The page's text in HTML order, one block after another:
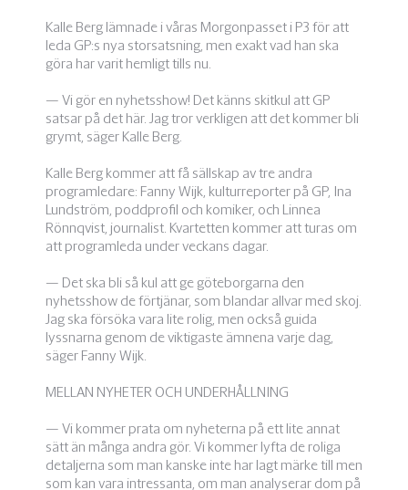
Kalle Berg lämnade i våras Morgonpasset i P3 för att
leda GP:s nya storsatsning, men exakt vad han ska
göra har varit hemligt tills nu.
— Vi gör en nyhetsshow! Det känns skitkul att GP
satsar på det här. Jag tror verkligen att det kommer bli
grymt, säger Kalle Berg.
Kalle Berg kommer att få sällskap av tre andra
programledare: Fanny Wijk, kulturreporter på GP, Ina
Lundström, poddprofil och komiker, och Linnea
Rönnqvist, journalist. Kvartetten kommer att turas om
att programleda under veckans dagar.
— Det ska bli så kul att ge göteborgarna den
nyhetsshow de förtjänar, som blandar allvar med skoj.
Jag ska försöka vara lite rolig, men också guida
lyssnarna genom de viktigaste ämnena varje dag,
säger Fanny Wijk.
MELLAN NYHETER OCH UNDERHÅLLNING
— Vi kommer prata om nyheterna på ett lite annat
sätt än många andra gör. Vi kommer lyfta de roliga
detaljerna som man kanske inte har lagt märke till men
som kan vara intressanta, om man analyserar dom på